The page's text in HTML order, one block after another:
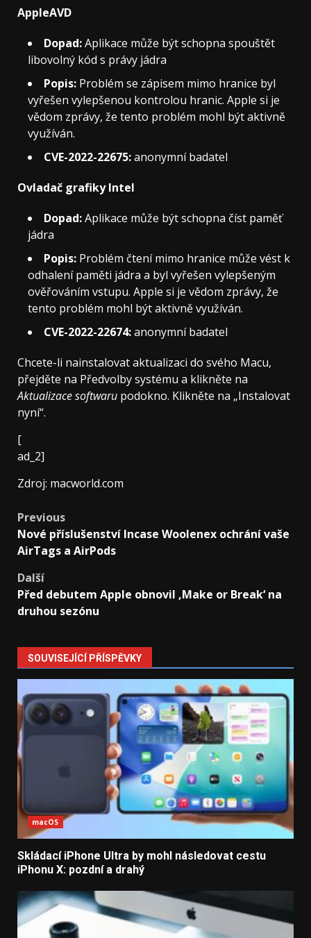
AppleAVD
Dopad:Aplikace může být schopna spouštět
libovolný kód s právy jádra
Popis: Problém se zápisem mimo hranice byl
vyřešen vylepšenou kontrolou hranic. Apple si je
vědom zprávy, že tento problém mohl být aktivně
využíván.
CVE-2022-22675:anonymní badatel
Ovladač grafiky Intel
Dopad:Aplikace může být schopna číst paměť
jádra
Popis: Problém čtení mimo hranice může vést k
odhalení paměti jádra a byl vyřešen vylepšeným
ověřováním vstupu. Apple si je vědom zprávy, že
tento problém mohl být aktivně využíván.
CVE-2022-22674:anonymní badatel
Chcete-li nainstalovat aktualizaci do svého Macu,
přejděte na Předvolby systému a klikněte na
Aktualizace softwaru podokno. Klikněte na „Instalovat
nyní“.
[
ad_2]
Zdroj: macworld.com
Post
navigation
Previous
Nové příslušenství Incase Woolenex ochrání vaše
AirTags a AirPods
Další
Před debutem Apple obnovil ‚Make or Break‘ na
druhou sezónu
SOUVISEJÍCÍ PŘÍSPĚVKY
macOS
Skládací iPhone Ultra by mohl následovat cestu
iPhonu X: pozdní a drahý